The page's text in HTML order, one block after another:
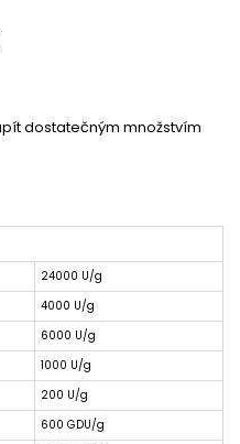
dostatečným množstvím
24000 U/g
4000 U/g
6000 U/g
1000 U/g
200 U/g
600 GDU/g